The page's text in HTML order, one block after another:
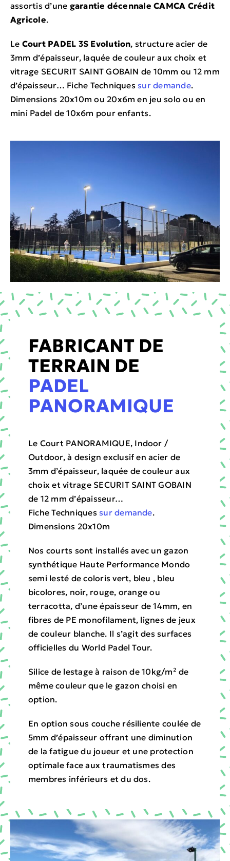
assortis d’une garantie décennale CAMCA Crédit
Agricole.
Le Court PADEL 3S Evolution, structure acier de
3mm d’épaisseur, laquée de couleur aux choix et
vitrage SECURIT SAINT GOBAIN de 10mm ou 12 mm
d’épaisseur… Fiche Techniques sur demande.
Dimensions 20x10m ou 20x6m en jeu solo ou en
mini Padel de 10x6m pour enfants.
FABRICANT DE
TERRAIN DE
PADEL
PANORAMIQUE
Le Court PANORAMIQUE, Indoor /
Outdoor, à design exclusif en acier de
3mm d’épaisseur, laquée de couleur aux
choix et vitrage SECURIT SAINT GOBAIN
de 12 mm d’épaisseur…
Fiche Techniques sur demande.
Dimensions 20x10m
Nos courts sont installés avec un gazon
synthétique Haute Performance Mondo
semi lesté de coloris vert, bleu , bleu
bicolores, noir, rouge, orange ou
terracotta, d’une épaisseur de 14mm, en
fibres de PE monofilament, lignes de jeux
de couleur blanche. Il s’agit des surfaces
officielles du World Padel Tour.
Silice de lestage à raison de 10kg/m² de
même couleur que le gazon choisi en
option.
En option sous couche résiliente coulée de
5mm d’épaisseur offrant une diminution
de la fatigue du joueur et une protection
optimale face aux traumatismes des
membres inférieurs et du dos.